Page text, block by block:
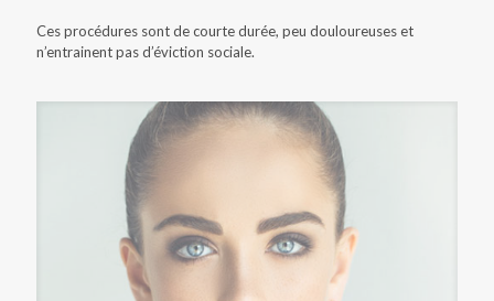
Ces procédures sont de courte durée, peu douloureuses et
n’entrainent pas d’éviction sociale.